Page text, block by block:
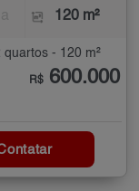
120 m²
- 120 m²
R$ 600.000